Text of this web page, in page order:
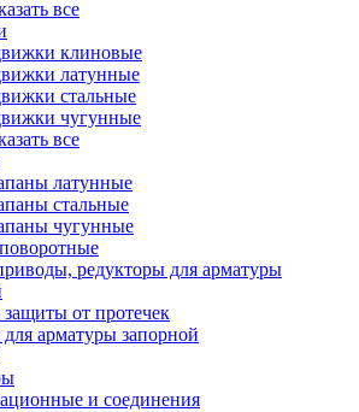
все
клиновые
латунные
стальные
чугунные
все
латунные
стальные
чугунные
редукторы для арматуры
от протечек
для арматуры запорной
и соединения